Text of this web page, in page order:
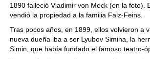
1890 falleció Vladimir von Meck (en la foto).
vendió la propiedad a la familia Falz-Feins.
Tras pocos años, en 1899, ellos volvieron a
nueva dueña iba a ser Lyubov Simina, la
Simin, que había fundado el famoso teatro-